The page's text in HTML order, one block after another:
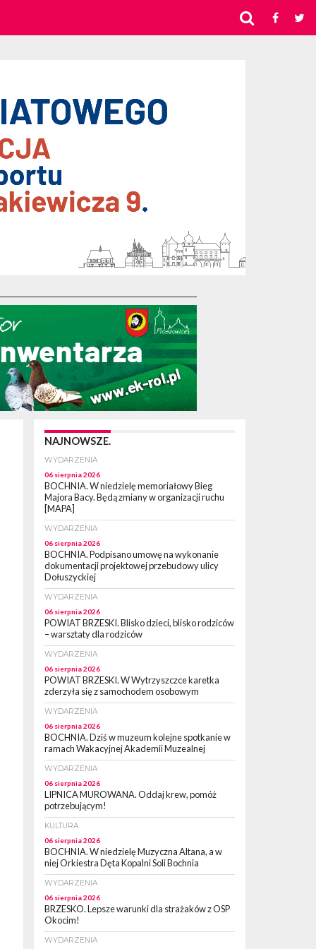
NAJNOWSZE.
WYDARZENIA
06 sierpnia 2026
BOCHNIA. W niedzielę memoriałowy Bieg
Majora Bacy. Będą zmiany w organizacji ruchu
[MAPA]
WYDARZENIA
06 sierpnia 2026
BOCHNIA. Podpisano umowę na wykonanie
dokumentacji projektowej przebudowy ulicy
Dołuszyckiej
WYDARZENIA
06 sierpnia 2026
POWIAT BRZESKI. Blisko dzieci, blisko rodziców
– warsztaty dla rodziców
WYDARZENIA
06 sierpnia 2026
POWIAT BRZESKI. W Wytrzyszczce karetka
zderzyła się z samochodem osobowym
WYDARZENIA
06 sierpnia 2026
BOCHNIA. Dziś w muzeum kolejne spotkanie w
ramach Wakacyjnej Akademii Muzealnej
WYDARZENIA
06 sierpnia 2026
LIPNICA MUROWANA. Oddaj krew, pomóż
potrzebującym!
KULTURA
06 sierpnia 2026
BOCHNIA. W niedzielę Muzyczna Altana, a w
niej Orkiestra Dęta Kopalni Soli Bochnia
WYDARZENIA
06 sierpnia 2026
BRZESKO. Lepsze warunki dla strażaków z OSP
Okocim!
WYDARZENIA